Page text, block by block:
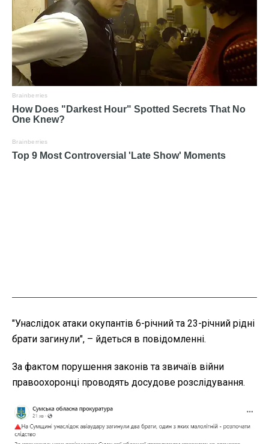
"Унаслідок атаки окупантів 6-річний та 23-річний рідні
брати загинули", – йдеться в повідомленні.
За фактом порушення законів та звичаїв війни
правоохоронці проводять досудове розслідування.